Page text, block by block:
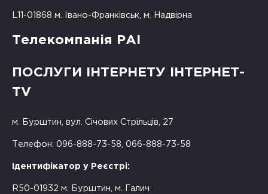
L11-01868 м. Івано-Франківськ, м. Надвірна
Телекомпанія РАІ
ПОСЛУГИ ІНТЕРНЕТУ ІНТЕРНЕТ-
TV
м. Бурштин, вул. Січових Стрільців, 27
Телефон: 096-888-73-58, 066-888-73-58
Ідентифікатор у Реєстрі:
R50-01932 м. Бурштин, м. Галич